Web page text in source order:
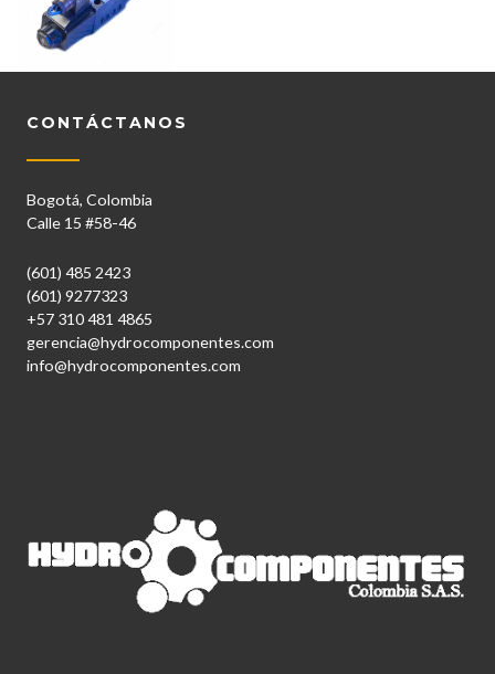
CONTÁCTANOS
Bogotá, Colombia
Calle 15 #58-46
(601) 485 2423
(601) 9277323
+57 310 481 4865
gerencia@hydrocomponentes.com
info@hydrocomponentes.com